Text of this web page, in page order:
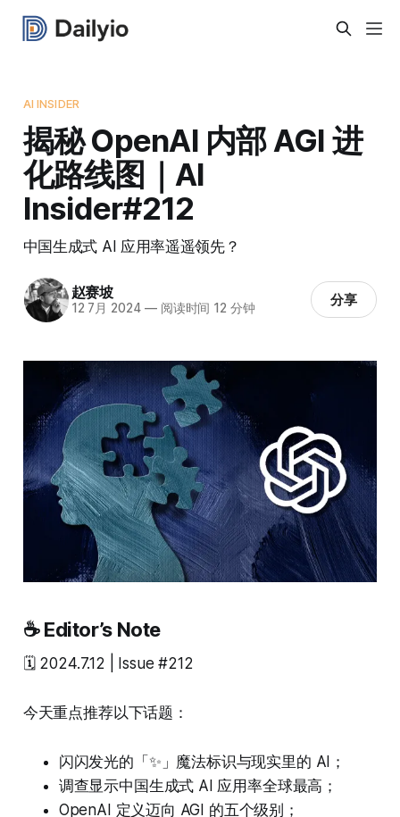
AI INSIDER
揭秘 OpenAI 内部 AGI 进
化路线图｜AI
Insider#212
中国生成式 AI 应用率遥遥领先？
赵赛坡
12 7月 2024 —阅读时间 12 分钟 分享
☕ Editor’s Note
🗓️ 2024.7.12 | Issue #212
今天重点推荐以下话题：
闪闪发光的「✨」魔法标识与现实里的 AI；
调查显示中国生成式 AI 应用率全球最高；
OpenAI 定义迈向 AGI 的五个级别；